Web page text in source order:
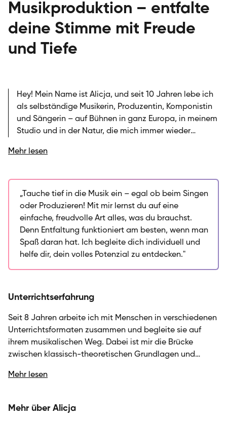
Musikproduktion – entfalte
deine Stimme mit Freude
und Tiefe
Hey! Mein Name ist Alicja, und seit 10 Jahren lebe ich
als selbständige Musikerin, Produzentin, Komponistin
und Sängerin – auf Bühnen in ganz Europa, in meinem
Studio und in der Natur, die mich immer wieder
meiner inneren Welt, und die Stimme hat mir
meinen eigenen Willen beigebracht. Ich unterrichte
bei der SIRIUS Musikschule und arbeite seit 8 Jahren
mit Menschen in verschiedenen Formaten – sei es als
holistische Vocal Coach, in Voice Movement
Workshops oder als Produzentin. Meine Hauptfächer
sind Gesang und Musikproduktion, und ich liebe es,
die Brücke zwischen klassischer Technik und
Musikproduktion in Ableton und Logic lernen
möchtest – ich gehe flexibel auf deine Wünsche ein
und unterstütze dich dabei, dein Potential zu
entfalten. Mein Motto: Entfaltung funktioniert am
besten, wenn man Freude daran hat!
Mehr lesen
„Tauche tief in die Musik ein – egal ob beim Singen
oder Produzieren! Mit mir lernst du auf eine
einfache, freudvolle Art alles, was du brauchst.
Denn Entfaltung funktioniert am besten, wenn man
Spaß daran hat. Ich begleite dich individuell und
helfe dir, dein volles Potenzial zu entdecken."
Unterrichtserfahrung
Seit 8 Jahren arbeite ich mit Menschen in verschiedenen
Unterrichtsformaten zusammen und begleite sie auf
ihrem musikalischen Weg. Dabei ist mir die Brücke
zwischen klassisch-theoretischen Grundlagen und
wichtig. Ich gehe flexibel auf die persönlichen Wünsche
Anfänger:innen, die erste Schritte in der Musikproduktion
machen möchten, oder Fortgeschrittene, die ihre
Mehr lesen
Mehr über Alicja